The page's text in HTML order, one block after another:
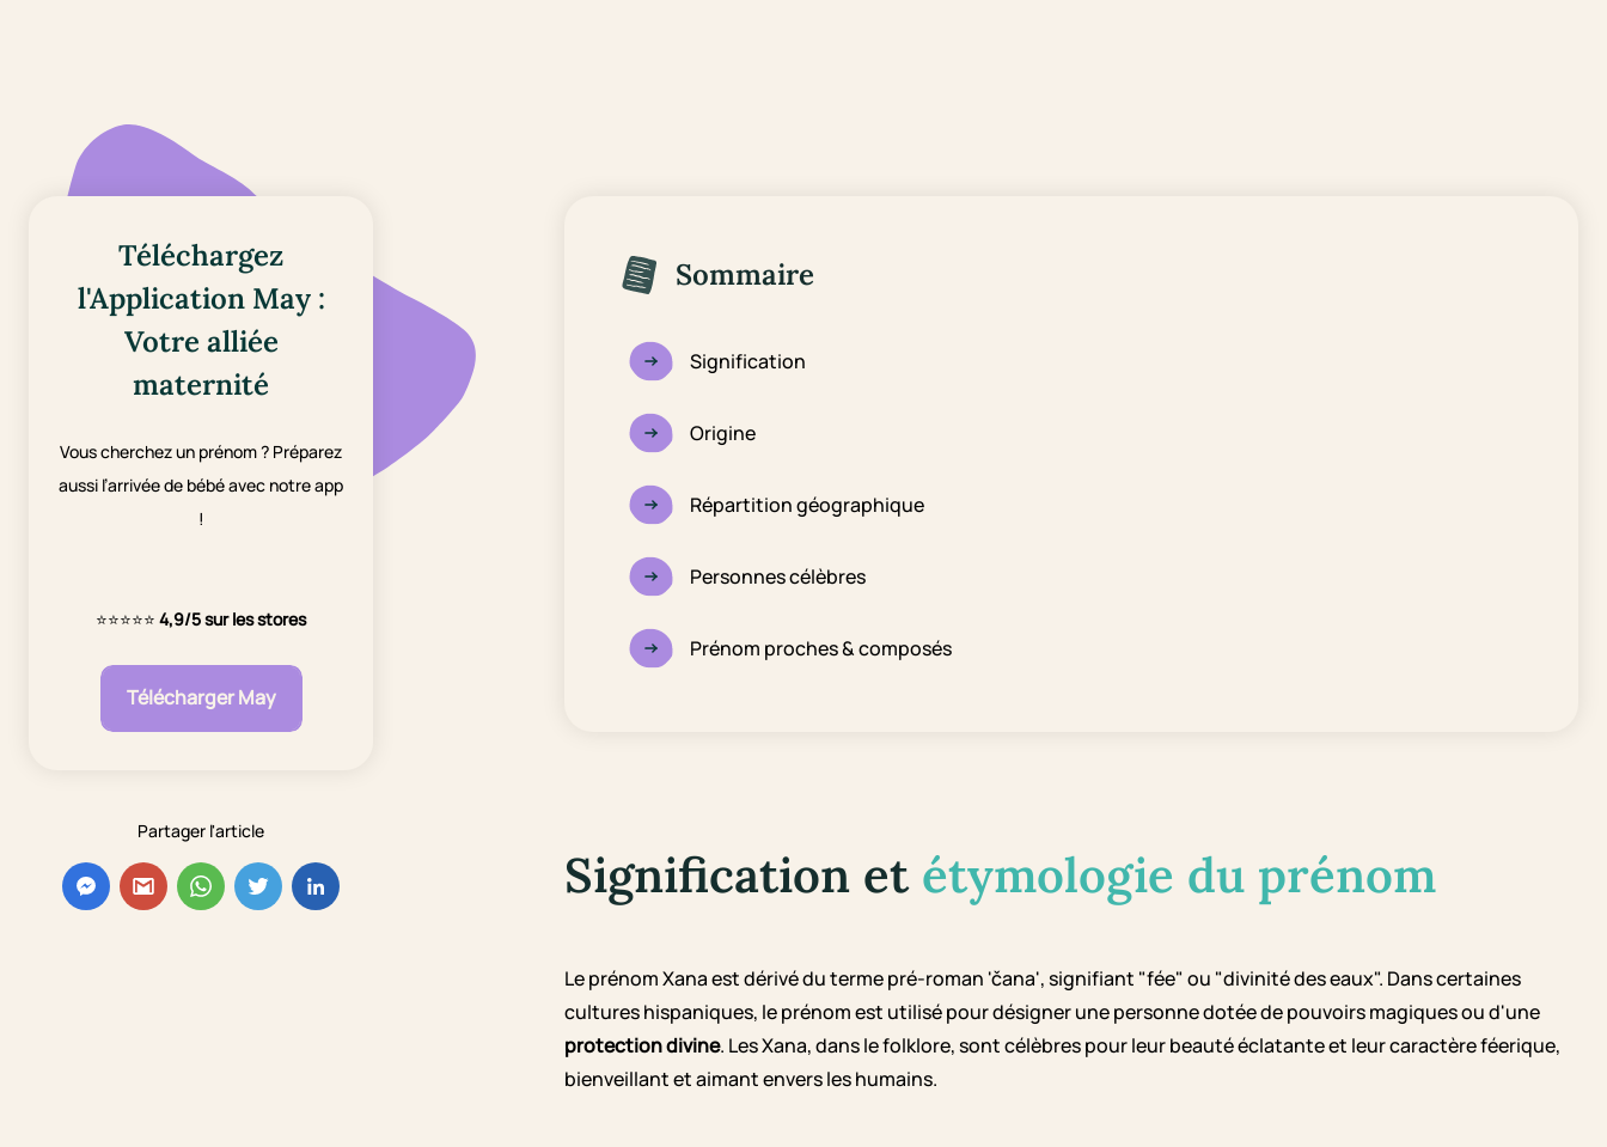
Téléchargez
l'Application May :
Votre alliée
maternité
Vous cherchez un prénom ? Préparez
aussi l’arrivée de bébé avec notre app
!
⭐⭐⭐⭐⭐ 4,9/5 sur les stores
Télécharger May
Partager l'article
Sommaire
Signification
Origine
Répartition géographique
Personnes célèbres
Prénom proches & composés
Signification et étymologie du prénom
Le prénom Xana est dérivé du terme pré-roman 'čana', signifiant "fée" ou "divinité des eaux". Dans certaines
cultures hispaniques, le prénom est utilisé pour désigner une personne dotée de pouvoirs magiques ou d'une
protection divine. Les Xana, dans le folklore, sont célèbres pour leur beauté éclatante et leur caractère féerique,
bienveillant et aimant envers les humains.